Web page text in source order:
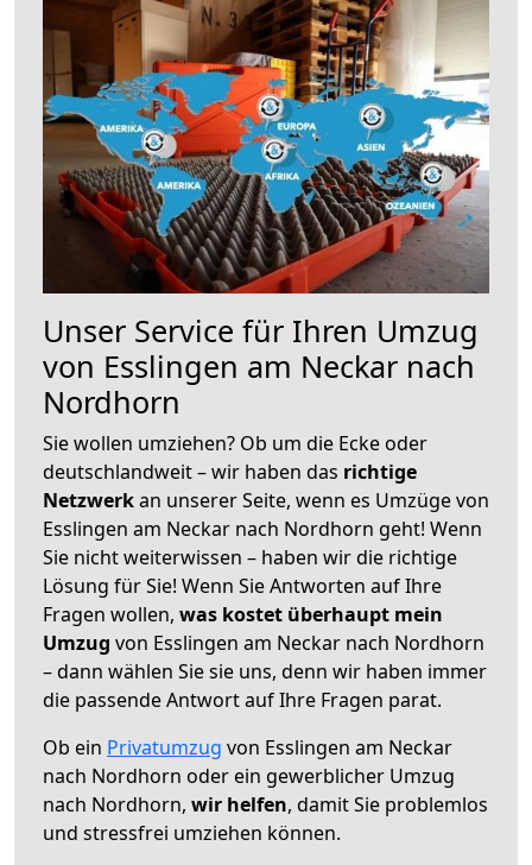
Unser Service für Ihren Umzug
von Esslingen am Neckar nach
Nordhorn
Sie wollen umziehen? Ob um die Ecke oder
deutschlandweit – wir haben das richtige
Netzwerkan unserer Seite, wenn es Umzüge von
Esslingen am Neckar nach Nordhorn geht! Wenn
Sie nicht weiterwissen – haben wir die richtige
Lösung für Sie! Wenn Sie Antworten auf Ihre
Fragen wollen, was kostet überhaupt mein
Umzug von Esslingen am Neckar nach Nordhorn
– dann wählen Sie sie uns, denn wir haben immer
die passende Antwort auf Ihre Fragen parat.
Ob ein Privatumzug von Esslingen am Neckar
nach Nordhorn oder ein gewerblicher Umzug
nach Nordhorn, wir helfen, damit Sie problemlos
und stressfrei umziehen können.